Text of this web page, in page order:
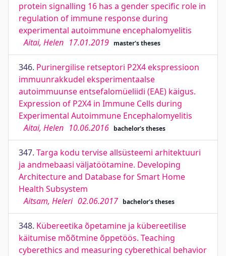
protein signalling 16 has a gender specific role in
regulation of immune response during
experimental autoimmune encephalomyelitis
Aitai, Helen 17.01.2019 master's theses
346. Purinergilise retseptori P2X4 ekspressioon
immuunrakkudel eksperimentaalse
autoimmuunse entsefalomüeliidi (EAE) käigus.
Expression of P2X4 in Immune Cells during
Experimental Autoimmune Encephalomyelitis
Aitai, Helen 10.06.2016 bachelor's theses
347. Targa kodu tervise allsüsteemi arhitektuuri
ja andmebaasi väljatöötamine. Developing
Architecture and Database for Smart Home
Health Subsystem
Aitsam, Heleri 02.06.2017 bachelor's theses
348. Kübereetika õpetamine ja kübereetilise
käitumise mõõtmine õppetöös. Teaching
cyberethics and measuring cyberethical behavior